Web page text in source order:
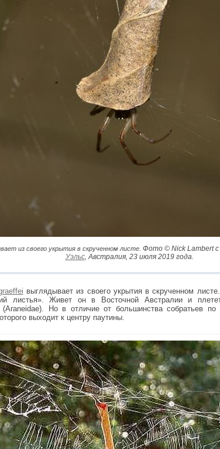
из своего укрытия в скрученном листе. Фото © Nick Lambert
Уэльс, Австралия, 23 июля 2019 года.
выглядывает из своего укрытия в скрученном
листья». Живет он в Восточной Австралии и
(Araneidae). Но в отличие от большинства собратьев
выходит к центру паутины.